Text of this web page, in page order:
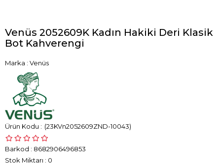
Venüs 2052609K Kadın Hakiki Deri Klasik
Bot Kahverengi
Marka : Venüs
(23KVn2052609ZND-10043)
Barkod : 8682906496853
Stok Miktarı : 0